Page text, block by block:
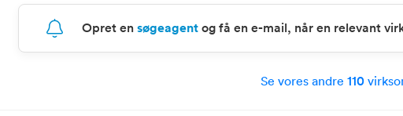
Opret ensøgeagentog få en e-mail, når en relevant
Se vores andre 110